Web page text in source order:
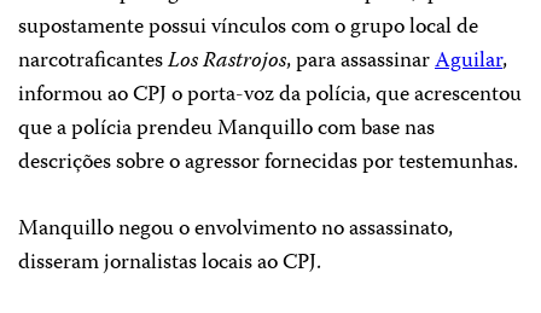
supostamente possui vínculos com o grupo local de
narcotraficantesLos Rastrojos, para assassinarAguilar,
informou ao CPJ o porta-voz da polícia, que acrescentou
que a polícia prendeu Manquillo com base nas
descrições sobre o agressor fornecidas por testemunhas.
Manquillo negou o envolvimento no assassinato,
disseram jornalistas locais ao CPJ.